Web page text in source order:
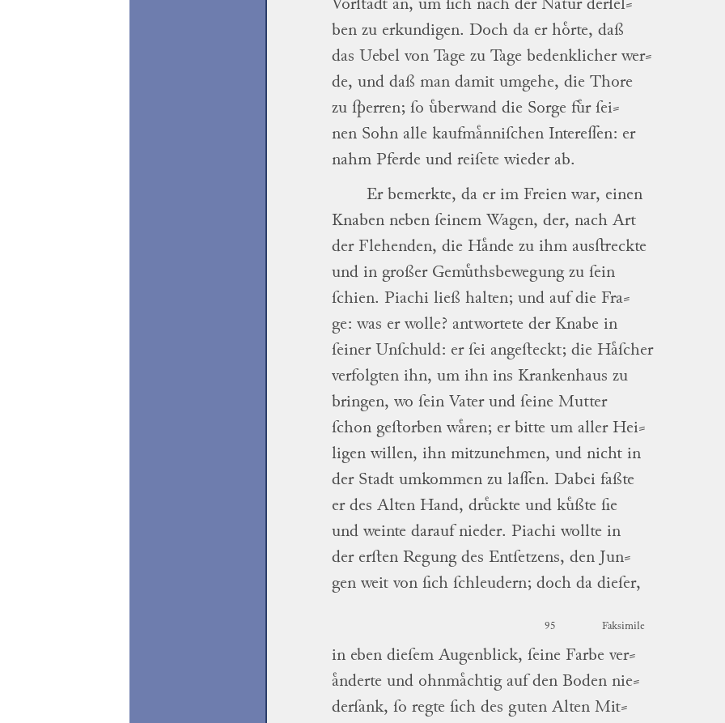
Vorſtadt an, um ſich nach der Natur derſel⸗
ben zu erkundigen. Doch da er hoͤrte, daß
das Uebel von Tage zu Tage bedenklicher wer⸗
de, und daß man damit umgehe, die Thore
zu ſperren; ſo uͤberwand die Sorge fuͤr ſei⸗
nen Sohn alle kaufmaͤnniſchen Intereſſen: er
nahm Pferde und reiſete wieder ab.
Er bemerkte, da er im Freien war, einen
Knaben neben ſeinem Wagen, der, nach Art
der Flehenden, die Haͤnde zu ihm ausſtreckte
und in großer Gemuͤthsbewegung zu ſein
ſchien. Piachi ließ halten; und auf die Fra⸗
ge: was er wolle? antwortete der Knabe in
ſeiner Unſchuld: er ſei angeſteckt; die Haͤſcher
verfolgten ihn, um ihn ins Krankenhaus zu
bringen, wo ſein Vaterund ſeine Mutter
ſchon geſtorben waͤren; er bitte um aller Hei⸗
ligen willen, ihn mitzunehmen, und nicht in
der Stadt umkommen zu laſſen. Dabei faßte
er des Alten Hand, druͤckte und kuͤßte ſie
und weinte darauf nieder. Piachi wollte in
der erſten Regung des Entſetzens, den Jun⸗
gen weit von ſich ſchleudern; doch da dieſer,
95 Faksimile
in eben dieſem Augenblick, ſeine Farbe ver⸗
aͤnderte und ohnmaͤchtig auf den Boden nie⸗
derſank, ſo regte ſich des guten Alten Mit⸗